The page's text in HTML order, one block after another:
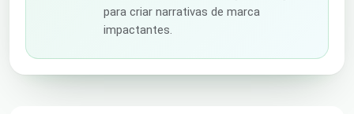
para criar narrativas de marca
impactantes.